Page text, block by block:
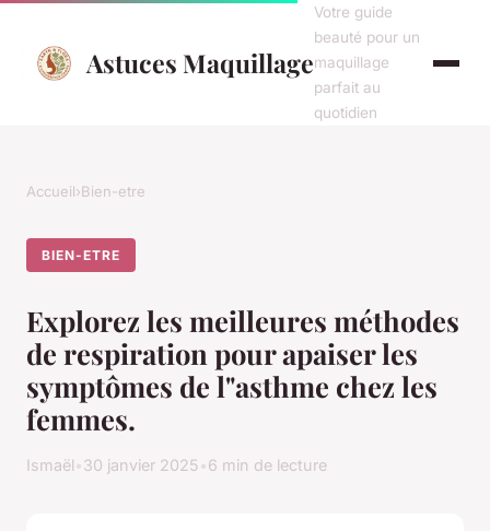
Astuces Maquillage
Votre guide
beauté pour un
maquillage
parfait au
quotidien
Accueil›Bien-etre
BIEN-ETRE
Explorez les meilleures méthodes
de respiration pour apaiser les
symptômes de l"asthme chez les
femmes.
Ismaël 30 janvier 2025 6 min de lecture